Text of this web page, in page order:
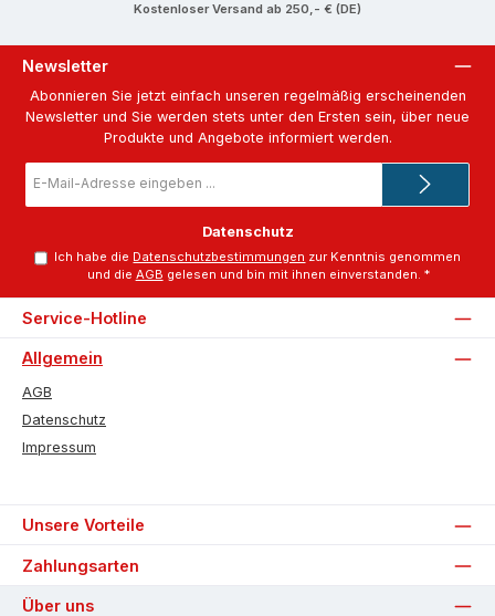
Kostenloser Versand ab 250,- € (DE)
Newsletter
Abonnieren Sie jetzt einfach unseren regelmäßig erscheinenden
Newsletter und Sie werden stets unter den Ersten sein, über neue
Produkte und Angebote informiert werden.
Mail-
Datenschutz
Ich habe die Datenschutzbestimmungen zur Kenntnis genommen
und die AGB gelesen und bin mit ihnen einverstanden. *
Service-Hotline
Allgemein
AGB
Datenschutz
Impressum
Unsere Vorteile
Zahlungsarten
Über uns